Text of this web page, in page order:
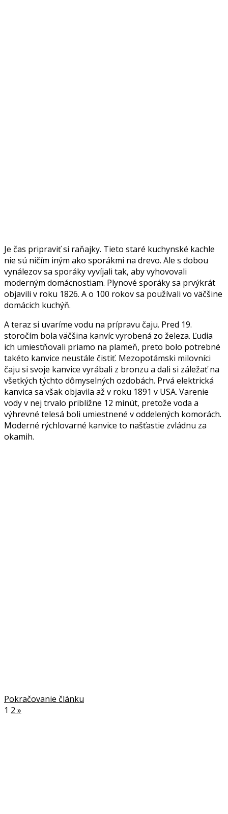
Je čas pripraviť si raňajky. Tieto staré kuchynské kachle
nie sú ničím iným ako sporákmi na drevo. Ale s dobou
vynálezov sa sporáky vyvíjali tak, aby vyhovovali
moderným domácnostiam. Plynové sporáky sa prvýkrát
objavili v roku 1826. A o 100 rokov sa používali vo väčšine
domácich kuchýň.
A teraz si uvaríme vodu na prípravu čaju. Pred 19.
storočím bola väčšina kanvíc vyrobená zo železa. Ľudia
ich umiestňovali priamo na plameň, preto bolo potrebné
takéto kanvice neustále čistiť. Mezopotámski milovníci
čaju si svoje kanvice vyrábali z bronzu a dali si záležať na
všetkých týchto dômyselných ozdobách. Prvá elektrická
kanvica sa však objavila až v roku 1891 v USA. Varenie
vody v nej trvalo približne 12 minút, pretože voda a
výhrevné telesá boli umiestnené v oddelených komorách.
Moderné rýchlovarné kanvice to našťastie zvládnu za
okamih.
Pokračovanie článku
1 2 »